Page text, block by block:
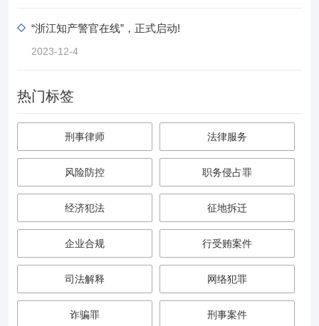
“浙江知产警官在线”，正式启动!
2023-12-4
热门标签
刑事律师 法律服务
风险防控 职务侵占罪
经济犯法 征地拆迁
企业合规 行受贿案件
司法解释 网络犯罪
诈骗罪 刑事案件